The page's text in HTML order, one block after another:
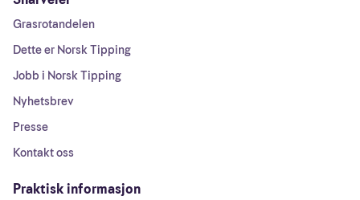
Grasrotandelen
Dette er Norsk Tipping
Jobb i Norsk Tipping
Nyhetsbrev
Presse
Kontakt oss
Praktisk informasjon